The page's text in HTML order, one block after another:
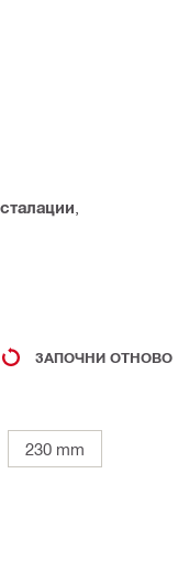
ЗАПОЧНИ ОТНОВО
230 mm